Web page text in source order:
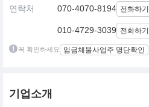
연락처 070-4070-8194 전화하기
010-4729-3039 전화하기
꼭 확인하세요 임금체불사업주 명단확인
기업소개